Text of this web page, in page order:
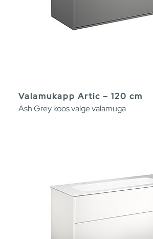
Valamukapp Artic – 120 cm
Ash Grey koos valge valamuga